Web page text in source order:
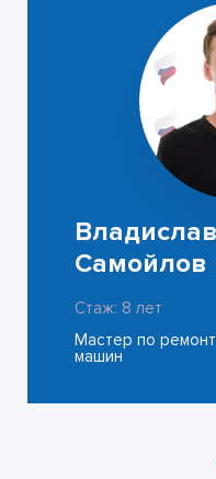
Владислав
Самойлов
Стаж: 8 лет
Мастер по
машин